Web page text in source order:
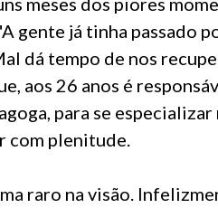
gente já tinha passado
dá tempo de nos
aos 26 anos é
para se
com plenitude.
raro na visão.